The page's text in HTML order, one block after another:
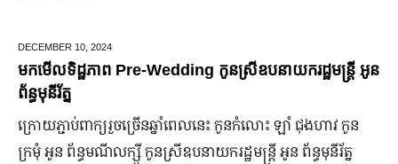
DECEMBER 10, 2024
មកមើលទិដ្ឋភាព Pre-Wedding កូនស្រីឧបនាយករដ្ឋមន្រ្តី អូន
ព័ន្ធមុនីរ័ត្ន
ក្រោយ​ភ្ជាប់​ពាក្យ​រួច​ច្រើន​ឆ្នាំ​ពេលនេះ កូនកំលោះ ឡាំ ជុងហាវ កូន
ក្រមុំ អូន ព័ន្ធមណីលក្ស្មី កូនស្រី​ឧបនាយករដ្ឋមន្ត្រី អូន ព័ន្ធមុនីរ័ត្ន